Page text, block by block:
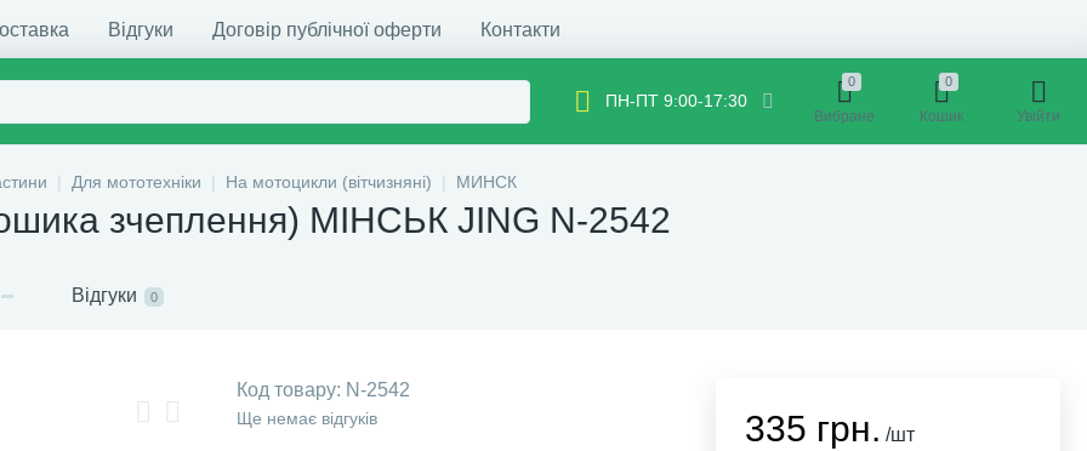
Відгуки Договір публічної оферти Контакти
ПН-ПТ 9:00-17:30
0
Вибране
0
Кошик Увійти
Для мототехніки На мотоцикли (вітчизняні) МИНСК
зчеплення) МІНСЬК JING N-2542
Відгуки 0
Код товару: N-2542
Ще немає відгуків 335 грн. /шт